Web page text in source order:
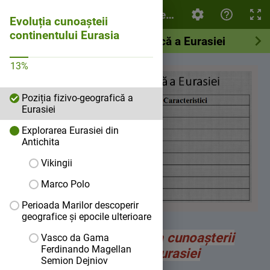
Evoluția cunoașteii continentului Eurasia
Poziția fizivo-geografică a Eurasiei
Evoluția cunoașteii
continentului Eurasia
13%
Poziția fizivo-geografică a
Eurasiei
Explorarea Eurasiei din
Antichita
Vikingii
Marco Polo
Perioada Marilor descoperir
geografice și epocile ulterioare
Vasco da Gama
Ferdinando Magellan
Semion Dejniov
Tema lecției:
Evoluția cunoașterii
continentului Eurasiei